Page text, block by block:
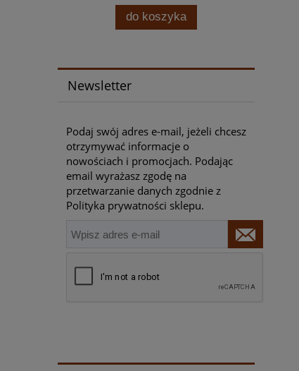
do koszyka
Newsletter
Podaj swój adres e-mail, jeżeli chcesz
otrzymywać informacje o
nowościach i promocjach. Podając
email wyrażasz zgodę na
przetwarzanie danych zgodnie z
Polityka prywatności sklepu.